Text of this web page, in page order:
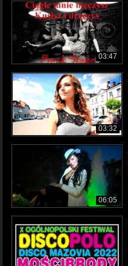
03:47
03:32
06:05